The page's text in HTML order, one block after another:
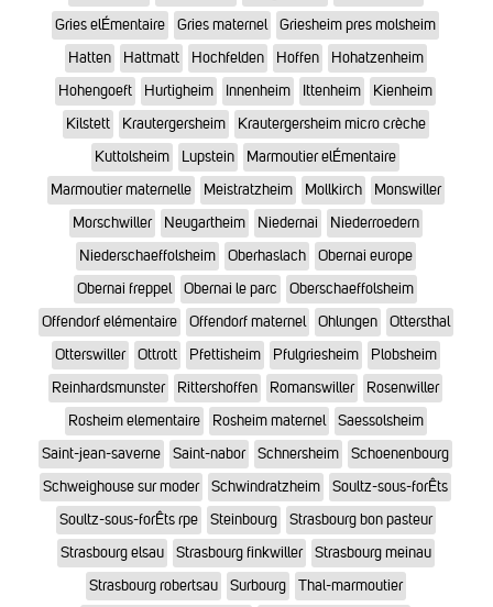
Gries elÉmentaire
Gries maternel
Griesheim pres molsheim
Hatten
Hattmatt Hochfelden Hoffen
Hohatzenheim
Hohengoeft
Hurtigheim Innenheim Ittenheim
Kienheim
Kilstett
Krautergersheim
Krautergersheim micro crèche
Kuttolsheim
Lupstein
Marmoutier elÉmentaire
Marmoutier maternelle
Meistratzheim Mollkirch
Monswiller
Morschwiller
Neugartheim Niedernai
Niederroedern
Niederschaeffolsheim
Oberhaslach
Obernai europe
Obernai freppel
Obernai le parc
Oberschaeffolsheim
Offendorf elémentaire
Offendorf maternel Ohlungen
Ottersthal
Otterswiller
Ottrott Pfettisheim Pfulgriesheim
Plobsheim
Reinhardsmunster
Rittershoffen Romanswiller
Rosenwiller
Rosheim elementaire
Rosheim maternel
Saessolsheim
Saint-jean-saverne
Saint-nabor Schnersheim
Schoenenbourg
Schweighouse sur moder
Schwindratzheim
Soultz-sous-forÊts
Soultz-sous-forÊts rpe
Steinbourg
Strasbourg bon pasteur
Strasbourg elsau
Strasbourg finkwiller
Strasbourg meinau
Strasbourg robertsau
Surbourg
Thal-marmoutier